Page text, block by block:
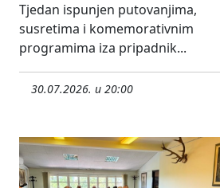
Tjedan ispunjen putovanjima,
susretima i komemorativnim
programima iza pripadnik...
30.07.2026. u 20:00